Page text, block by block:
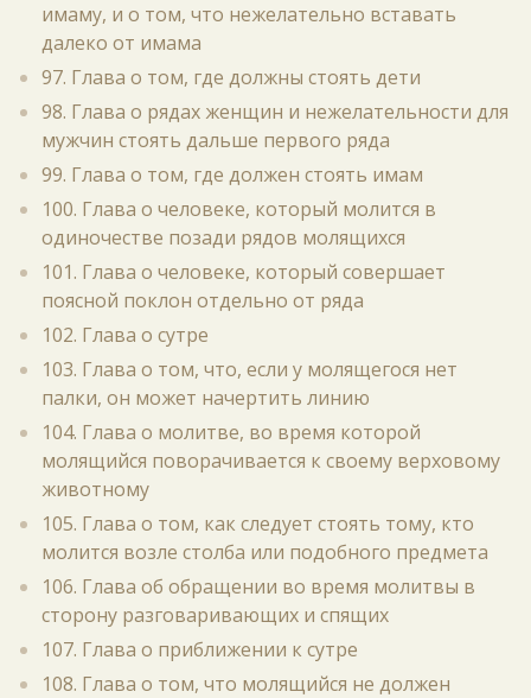
имаму, и о том, что нежелательно вставать
далеко от имама
97. Глава о том, где должны стоять дети
98. Глава о рядах женщин и нежелательности для
мужчин стоять дальше первого ряда
99. Глава о том, где должен стоять имам
100. Глава о человеке, который молится в
одиночестве позади рядов молящихся
101. Глава о человеке, который совершает
поясной поклон отдельно от ряда
102. Глава о сутре
103. Глава о том, что, если у молящегося нет
палки, он может начертить линию
104. Глава о молитве, во время которой
молящийся поворачивается к своему верховому
животному
105. Глава о том, как следует стоять тому, кто
молится возле столба или подобного предмета
106. Глава об обращении во время молитвы в
сторону разговаривающих и спящих
107. Глава о приближении к сутре
108. Глава о том, что молящийся не должен